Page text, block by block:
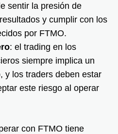
sentir la presión de
y cumplir con los
por FTMO.
: el trading en los
siempre implica un
y los traders deben estar
este riesgo al operar
con FTMO tiene